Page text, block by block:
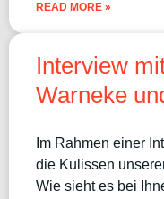
READ MORE »
Interview
Warneke
Im Rahmen einer
die Kulissen
Wie sieht es bei